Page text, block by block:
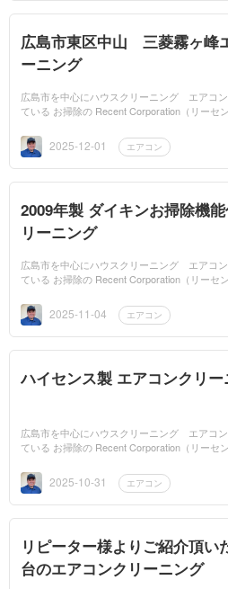
広島市東区中山 三菱霧ヶ峰
ーニング
広島市を中心にハウスクリーニング エアコ
ている お掃除の Recent Corporation（リーセ
ます。夏は冷房...
2025-12-01 エアコン
2009年製 ダイキンお掃除機
リーニング
広島市を中心にハウスクリーニング エアコ
ている お掃除の Recent Corporation（リーセ
ングにお伺いさ...
2025-11-04 エアコン
ハイセンス製 エアコンクリ
広島市を中心にハウスクリーニング エアコ
ている お掃除の Recent Corporation（リーセ
って来ました。...
2025-10-31 エアコン
リピーター様よりご紹介頂い
台のエアコンクリーニング